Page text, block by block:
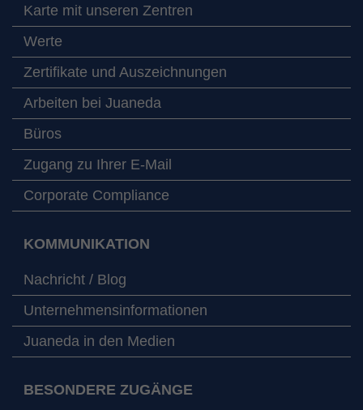
Karte mit unseren Zentren
Werte
Zertifikate und Auszeichnungen
Arbeiten bei Juaneda
Büros
Zugang zu Ihrer E-Mail
Corporate Compliance
KOMMUNIKATION
Nachricht / Blog
Unternehmensinformationen
Juaneda in den Medien
BESONDERE ZUGÄNGE